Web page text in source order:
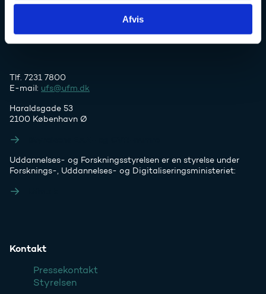
Afvis
Tlf. 7231 7800
E-mail: ufs@ufm.dk
Haraldsgade 53
2100 København Ø
Uddannelses- og Forskningsstyrelsen er en styrelse under
Forsknings-, Uddannelses- og Digitaliseringsministeriet:
Kontakt
Pressekontakt
Styrelsen